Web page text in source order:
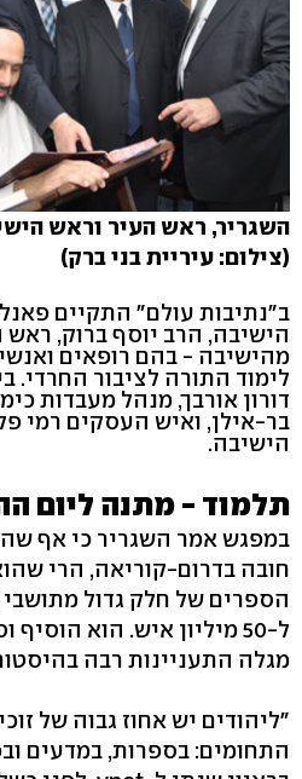
השגריר, ראש העיר וראש
(צילום: עיריית בני ברק)
ב"נתיבות עולם" התקיים
הישיבה, הרב יוסף ברוק, ראש
מהישיבה - בהם רופאים
לימוד התורה לציבור החרדי.
דורון אורבך, מנהל מעבדות
בר-אילן, ואיש העסקים רמי
הישיבה.
תלמוד - מתנה ליום
במפגש אמר השגריר כי אף
חובה בדרום-קוריאה, הרי
הספרים של חלק גדול
ל-50 מיליון איש. הוא
מגלה התעניינות רבה
"ליהודים יש אחוז גבוה של
התחומים: בספרות, במדעים